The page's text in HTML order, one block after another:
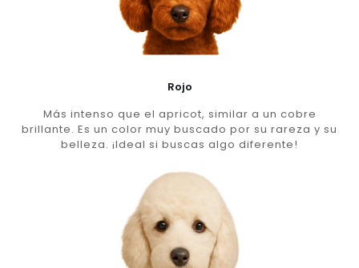
Rojo
Más intenso que el apricot, similar a un cobre
brillante. Es un color muy buscado por su rareza y su
belleza. ¡Ideal si buscas algo diferente!